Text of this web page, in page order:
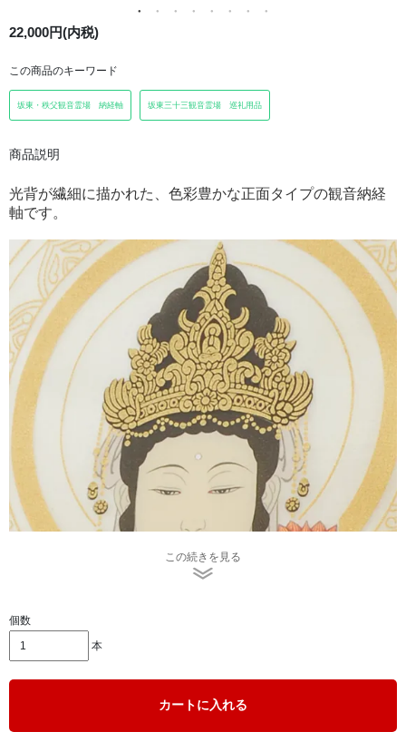
22,000円(内税)
この商品のキーワード
坂東・秩父観音霊場 納経軸 坂東三十三観音霊場 巡礼用品
商品説明
光背が繊細に描かれた、色彩豊かな正面タイプの観音納経
軸です。
衆生を見つめる穏やかな観音様の表情が印象的です。
この続きを見る
個数
本
カートに入れる